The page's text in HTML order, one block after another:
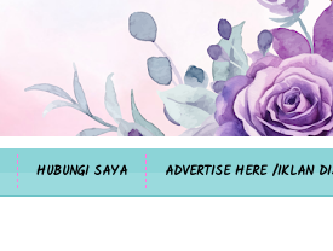
HUBUNGI SAYA ADVERTISE HERE /IKLAN